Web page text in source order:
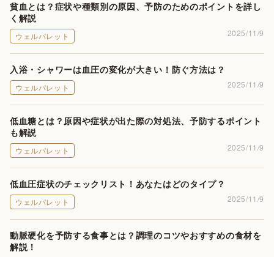
貧血とは？症状や種類別の原因、予防のためのポイントを詳し
く解説
ウェルパレット 2025/11/9
入浴・シャワーは血圧の変化が大きい！防ぐ方法は？
ウェルパレット 2025/11/9
低血糖とは？原因や症状が出た際の対処法、予防するポイント
も解説
ウェルパレット 2025/11/9
低血圧症状のチェックリスト！あなたはどのタイプ？
ウェルパレット 2025/11/9
動脈硬化を予防する食事とは？調理のコツやおすすめの食材を
解説！